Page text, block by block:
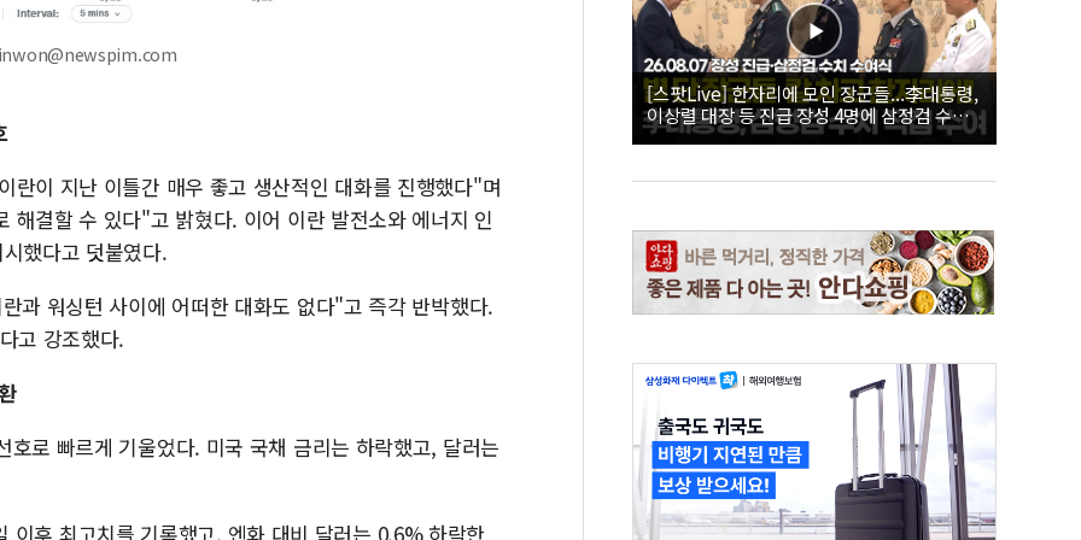
란이 지난 이틀간 매우 좋고 생산적인 대화를 진행했다"며
해결할 수 있다"고 밝혔다. 이어 이란 발전소와 에너지 인
했다고 덧붙였다.
과 워싱턴 사이에 어떠한 대화도 없다"고 즉각 반박했다.
고 강조했다.
로 빠르게 기울었다. 미국 국채 금리는 하락했고, 달러는
이후 최고치를 기록했고, 엔화 대비 달러는 0.6% 하락한
[스팟Live] 한자리에 모인 장군들...李대통령,
이상렬 대장 등 진급 장성 4명에 삼정검 수치
직접 수여｜26.08.07 장성 진급·삼정검 수치